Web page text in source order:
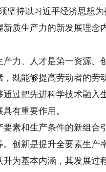
坚持以习近平经济思想
质生产力的新发展理念
力、人才是第一资源、
既能够提高劳动者的劳
过把先进科学技术融入
有重要作用。
和生产条件的新组合
创新是提升全要素生产
为基本内涵，其发展过